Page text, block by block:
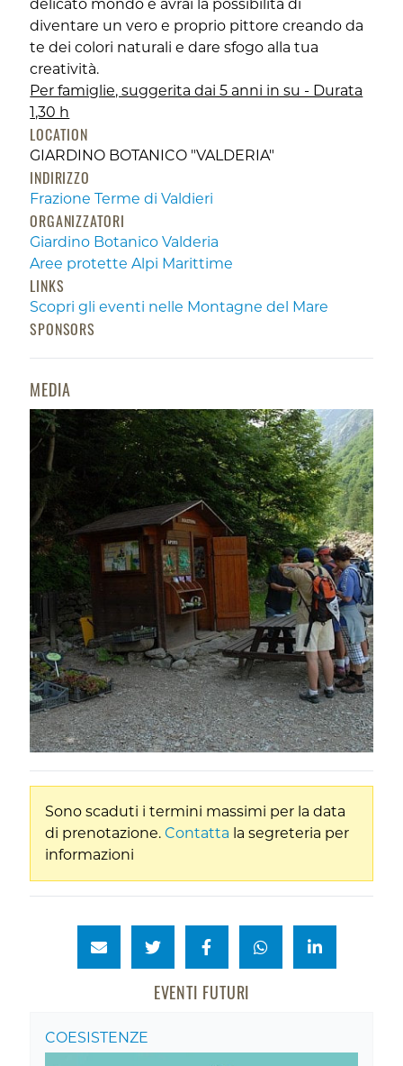
delicato mondo e avrai la possibilità di
diventare un vero e proprio pittore creando da
te dei colori naturali e dare sfogo alla tua
creatività.
Per famiglie, suggerita dai 5 anni in su - Durata
1,30 h
LOCATION
GIARDINO BOTANICO "VALDERIA"
INDIRIZZO
Frazione Terme di Valdieri
ORGANIZZATORI
Giardino Botanico Valderia
Aree protette Alpi Marittime
LINKS
Scopri gli eventi nelle Montagne del Mare
SPONSORS
MEDIA
Sono scaduti i termini massimi per la data
di prenotazione.Contatta la segreteria per
informazioni
EVENTI FUTURI
COESISTENZE